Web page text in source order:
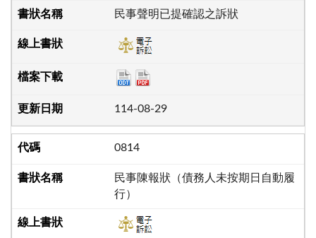
民事聲明已提確認之訴狀
114-08-29
0814
民事陳報狀（債務人未按期日自動履
行）